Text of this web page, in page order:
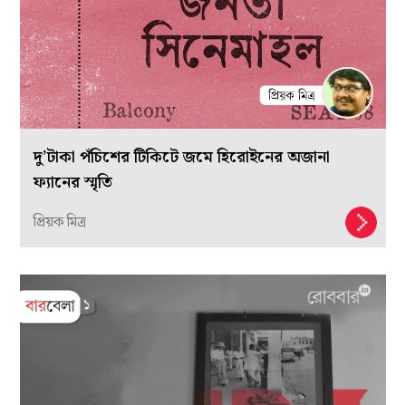
দু’টাকা পঁচিশের টিকিটে জমে হিরোইনের অজানা
ফ‍্যানের স্মৃতি
প্রিয়ক মিত্র